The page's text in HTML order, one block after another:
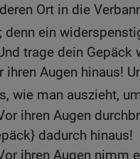
Ort in die
denn ein
trage dein Gepäck
ihren Augen hinaus!
wie man auszieht,
ihren Augen
dadurch hinaus!
ihren Augen nimm